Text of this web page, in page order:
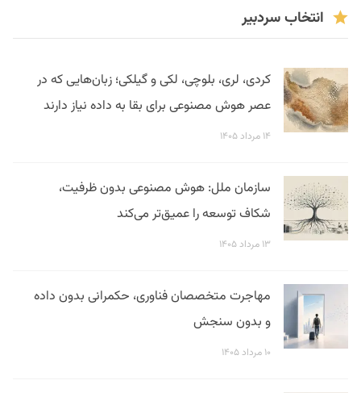
انتخاب سردبیر
کردی، لری، بلوچی، لکی و گیلکی؛ زبان‌هایی که در
عصر هوش مصنوعی برای بقا به داده نیاز دارند
۱۴ مرداد ۱۴۰۵
سازمان ملل: هوش مصنوعی بدون ظرفیت،
شکاف توسعه را عمیق‌تر می‌کند
۱۳ مرداد ۱۴۰۵
مهاجرت متخصصان فناوری، حکمرانی بدون داده
و بدون سنجش
۱۰ مرداد ۱۴۰۵